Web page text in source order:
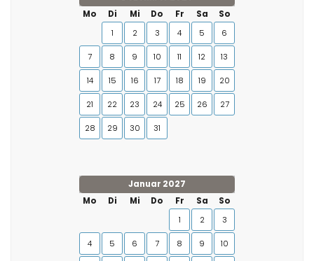
Mo
Di Mi Do Fr Sa
So
1
2 3 4 5 6
7 8 9 10 11 12 13
14 15 16 17 18 19 20
21 22 23 24 25 26 27
28 29 30 31
Januar 2027
Mo
Di Mi Do Fr Sa
So
1
2 3
4 5 6 7 8 9 10